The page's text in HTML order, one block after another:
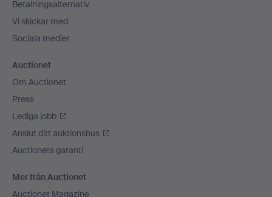
Betalningsalternativ
Vi skickar med
Sociala medier
Auctionet
Om Auctionet
Press
Lediga jobb
Anslut ditt auktionshus
Auctionets garanti
Mer från Auctionet
Auctionet Magazine